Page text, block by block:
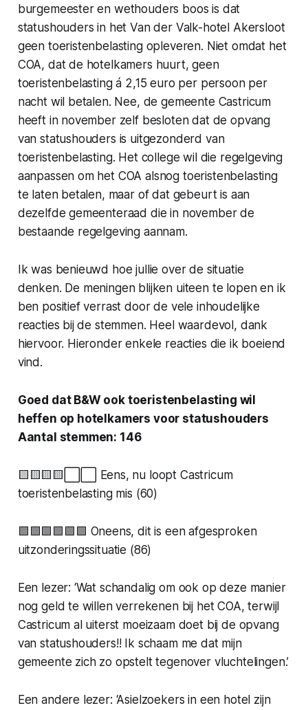
burgemeester en wethouders boos is dat
statushouders in het Van der Valk-hotel Akersloot
geen toeristenbelasting opleveren. Niet omdat het
COA, dat de hotelkamers huurt, geen
toeristenbelasting á 2,15 euro per persoon per
nacht wil betalen. Nee, de gemeente Castricum
heeft in november zelf besloten dat de opvang
van statushouders is uitgezonderd van
toeristenbelasting. Het college wil die regelgeving
aanpassen om het COA alsnog toeristenbelasting
te laten betalen, maar of dat gebeurt is aan
dezelfde gemeenteraad die in november de
bestaande regelgeving aannam.
Ik was benieuwd hoe jullie over de situatie
denken. De meningen blijken uiteen te lopen en ik
ben positief verrast door de vele inhoudelijke
reacties bij de stemmen. Heel waardevol, dank
hiervoor. Hieronder enkele reacties die ik boeiend
vind.
Goed dat B&W ook toeristenbelasting wil
heffen op hotelkamers voor statushouders
Aantal stemmen: 146
🟨🟨🟨🟨⬜️⬜️ Eens, nu loopt Castricum
toeristenbelasting mis (60)
🟩🟩🟩🟩🟩🟩 Oneens, dit is een afgesproken
uitzonderingssituatie (86)
Een lezer: ‘Wat schandalig om ook op deze manier
nog geld te willen verrekenen bij het COA, terwijl
Castricum al uiterst moeizaam doet bij de opvang
van statushouders!! Ik schaam me dat mijn
gemeente zich zo opstelt tegenover vluchtelingen.’
Een andere lezer: ‘Asielzoekers in een hotel zijn